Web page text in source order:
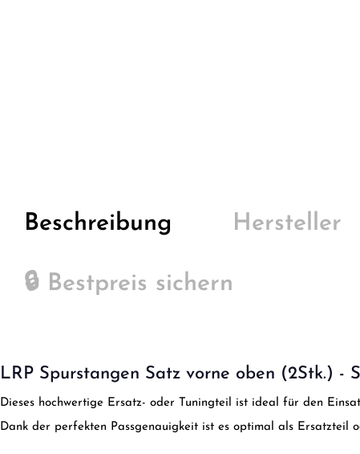
Beschreibung Hersteller
🔒 Bestpreis sichern
LRP Spurstangen Satz vorne oben (2Stk.) -
Dieses hochwertige Ersatz- oder Tuningteil ist ideal für den
Dank der perfekten Passgenauigkeit ist es optimal als Ersatzteil